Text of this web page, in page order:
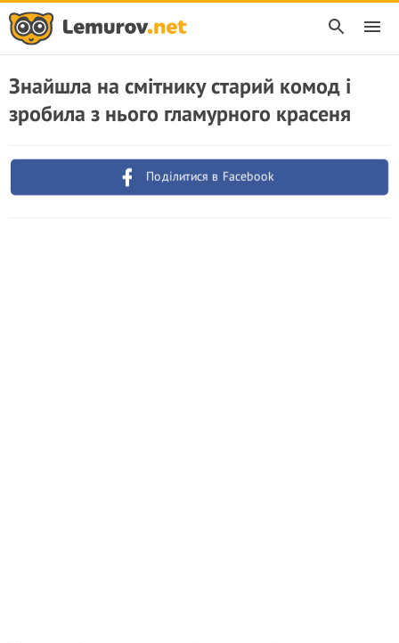
Знайшла на смітнику старий комод і
зробила з нього гламурного красеня
Поділитися в Facebook